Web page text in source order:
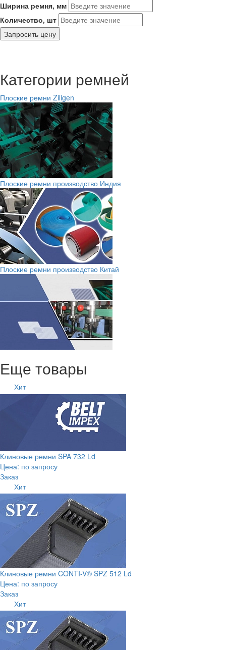
Ширина ремня, мм
Количество, шт
Запросить цену
Категории ремней
Плоские ремни Ziligen
Плоские ремни производство Индия
Плоские ремни производство Китай
Еще товары
Хит
Клиновые ремни SPA 732 Ld
Цена: по запросу
Заказ
Хит
Клиновые ремни CONTI-V® SPZ 512 Ld
Цена: по запросу
Заказ
Хит